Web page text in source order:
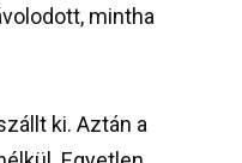
mintha
ki. Aztán a